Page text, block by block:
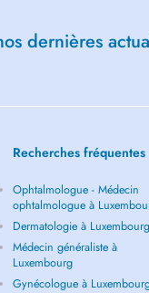
dernières
Recherches fréquentes
Ophtalmologue - Médecin
ophtalmologue à
Dermatologie à Luxembourg
Médecin généraliste à
Luxembourg
Gynécologue à